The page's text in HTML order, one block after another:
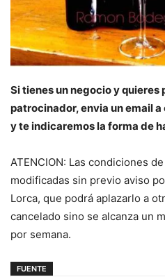
Si tienes un negocio y
patrocinador, envia un email
y te indicaremos la forma de
ATENCION: Las condiciones
modificadas sin previo aviso
Lorca, que podrá aplazarlo a
cancelado sino se alcanza un
por semana.
FUENTE